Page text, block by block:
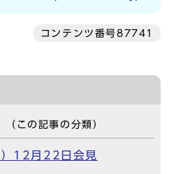
コンテンツ番号87741
（この記事の分類）
12月22日会見